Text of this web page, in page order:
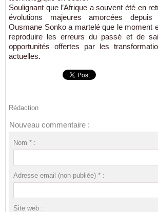
Soulignant que l’Afrique a souvent été en
évolutions majeures amorcées
Ousmane Sonko a martelé que le moment
reproduire les erreurs du passé et de
opportunités offertes par les
actuelles.
Rédaction
Nouveau commentaire :
Nom * :
Adresse email (non publiée) * :
Site web :